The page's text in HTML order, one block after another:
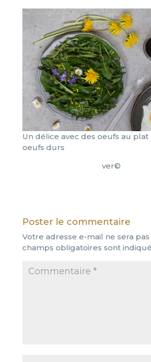
Un délice avec des oeufs au plat
oeufs durs
ver©
Poster le commentaire
Votre adresse e-mail ne sera
champs obligatoires sont